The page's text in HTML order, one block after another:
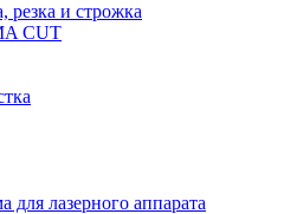
резка и строжка
CUT
лазерного аппарата